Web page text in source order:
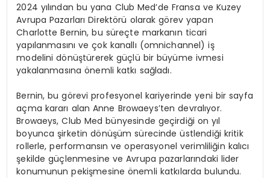
2024 yılından bu yana Club Med’de Fransa ve Kuzey
Avrupa Pazarları Direktörü olarak görev yapan
Charlotte Bernin, bu süreçte markanın ticari
yapılanmasını ve çok kanallı (omnichannel) iş
modelini dönüştürerek güçlü bir büyüme ivmesi
yakalanmasına önemli katkı sağladı.
Bernin, bu görevi profesyonel kariyerinde yeni bir sayfa
açma kararı alan Anne Browaeys’ten devralıyor.
Browaeys, Club Med bünyesinde geçirdiği on yıl
boyunca şirketin dönüşüm sürecinde üstlendiği kritik
rollerle, performansın ve operasyonel verimliliğin kalıcı
şekilde güçlenmesine ve Avrupa pazarlarındaki lider
konumunun pekişmesine önemli katkılarda bulundu.